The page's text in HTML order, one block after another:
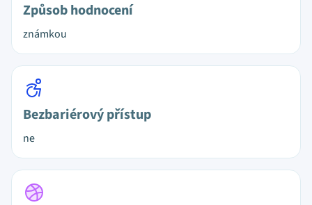
Způsob hodnocení
známkou
Bezbariérový přístup
ne